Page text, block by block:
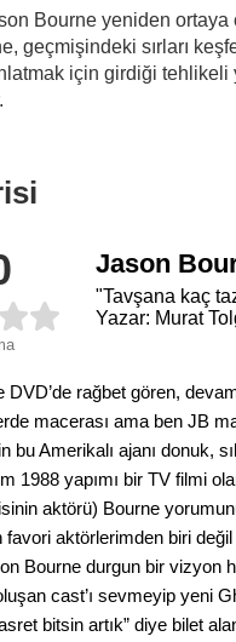
Bourne yeniden ortaya
geçmişindeki sırları
için girdiği
Jason
"Tavşana kaç
Yazar: Murat
rağbet gören,
macerası ama ben JB
Amerikalı ajanı donuk,
yapımı bir TV filmi
aktörü) Bourne
aktörlerimden biri değil
Bourne durgun bir vizyon
cast’ı sevmeyip yeni
bitsin artık” diye bilet